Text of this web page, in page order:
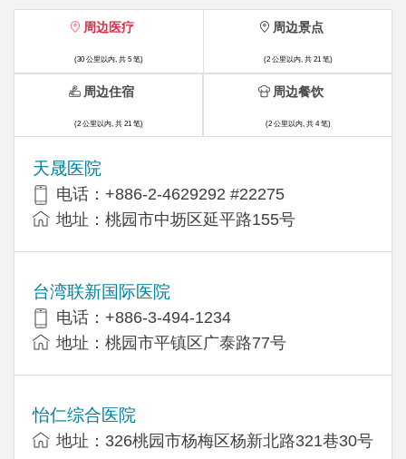
周边医疗
(30 公里以内, 共 5 笔)
天晟医院
电话：+886-2-4629292 #22275
地址：桃园市中坜区延平路155号
台湾联新国际医院
电话：+886-3-494-1234
地址：桃园市平镇区广泰路77号
怡仁综合医院
地址：326桃园市杨梅区杨新北路321巷30号
周边景点
(2 公里以内, 共 21 笔)
周边住宿
(2 公里以内, 共 21 笔)
周边餐饮
(2 公里以内, 共 4 笔)